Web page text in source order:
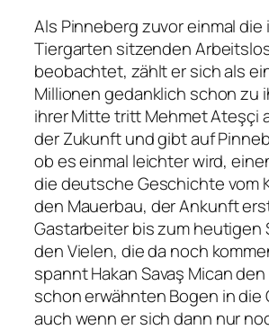
Als Pinneberg zuvor einmal die
Tiergarten sitzenden
beobachtet, zählt er sich als
Millionen gedanklich schon zu
ihrer Mitte tritt Mehmet Ateşçi
der Zukunft und gibt auf
ob es einmal leichter wird,
die deutsche Geschichte vom
den Mauerbau, der Ankunft
Gastarbeiter bis zum heutigen
den Vielen, die da noch
spannt Hakan Savaş Mican
schon erwähnten Bogen in die
auch wenn er sich dann nur